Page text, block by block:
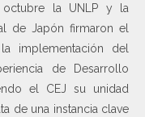
la UNLP y la
de Japón firmaron el
implementación del
de Desarrollo
el CEJ su unidad
de una instancia clave